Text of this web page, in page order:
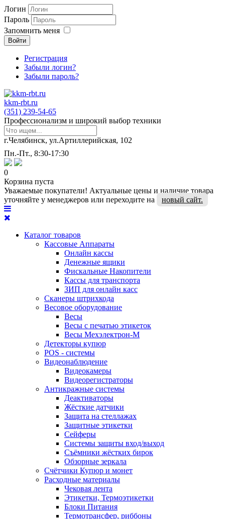
Логин
Пароль
Запомнить меня
Войти
Регистрация
Забыли логин?
Забыли пароль?
kkm-rbt.ru
(351) 239-54-65
Профессионализм и широкий выбор техники
г.Челябинск, ул.Артиллерийская, 102
Пн.-Пт., 8:30-17:30
0
Корзина пуста
Уважаемые покупатели! Актуальные цены и наличие товара
уточняйте у менеджеров или переходите на
новый сайт.
Каталог товаров
Кассовые Аппараты
Онлайн кассы
Денежные ящики
Фискальные Накопители
Кассы для транспорта
ЗИП для онлайн касс
Сканеры штрихкода
Весовое оборудование
Весы
Весы с печатью этикеток
Весы Мехэлектрон-М
Детекторы купюр
POS - системы
Видеонаблюдение
Видеокамеры
Видеорегистраторы
Антикражные системы
Деактиваторы
Жёсткие датчики
Защита на стеллажах
Защитные этикетки
Сейферы
Системы защиты вход/выход
Съёмники жёстких бирок
Обзорные зеркала
Счётчики Купюр и монет
Расходные материалы
Чековая лента
Этикетки, Термоэтикетки
Блоки Питания
Термотрансфер, риббоны